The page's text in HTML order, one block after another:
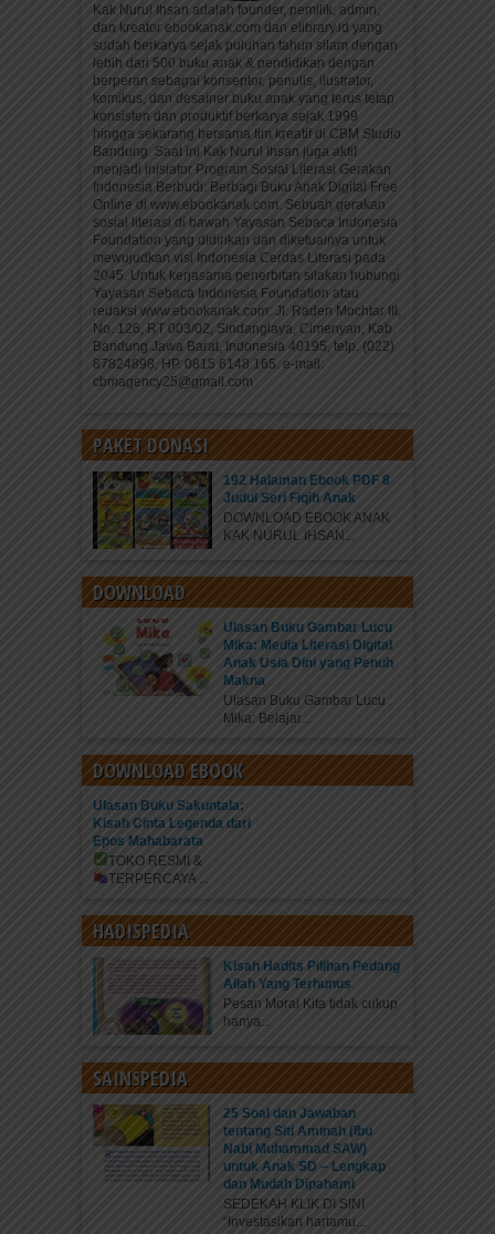
Kak Nurul Ihsan adalah founder, pemilik, admin,
dan kreator ebookanak.com dan elibrary.id yang
sudah berkarya sejak puluhan tahun silam dengan
lebih dari 500 buku anak & pendidikan dengan
berperan sebagai konseptor, penulis, ilustrator,
komikus, dan desainer buku anak yang terus tetap
konsisten dan produktif berkarya sejak 1999
hingga sekarang bersama tim kreatif di CBM Studio
Bandung. Saat ini Kak Nurul Ihsan juga aktif
menjadi inisiator Program Sosial Literasi Gerakan
Indonesia Berbudi: Berbagi Buku Anak Digital Free
Online di www.ebookanak.com. Sebuah gerakan
sosial literasi di bawah Yayasan Sebaca Indonesia
Foundation yang didirikan dan diketuainya untuk
mewujudkan visi Indonesia Cerdas Literasi pada
2045. Untuk kerjasama penerbitan silakan hubungi
Yayasan Sebaca Indonesia Foundation atau
redaksi www.ebookanak.com: Jl. Raden Mochtar III,
No. 126, RT 003/02, Sindanglaya, Cimenyan, Kab.
Bandung Jawa Barat, Indonesia 40195, telp. (022)
87824898, HP. 0815 6148 165. e-mail:
cbmagency25@gmail.com
PAKET DONASI
192 Halaman Ebook PDF 8
Judul Seri Fiqih Anak
DOWNLOAD EBOOK ANAK
KAK NURUL IHSAN...
DOWNLOAD
Ulasan Buku Gambar Lucu
Mika: Media Literasi Digital
Anak Usia Dini yang Penuh
Makna
Ulasan Buku Gambar Lucu
Mika: Belajar...
DOWNLOAD EBOOK
Ulasan Buku Sakuntala:
Kisah Cinta Legenda dari
Epos Mahabarata
TOKO RESMI &
TERPERCAYA ...
HADISPEDIA
Kisah Hadits Pilihan Pedang
Allah Yang Terhunus
Pesan Moral Kita tidak cukup
hanya...
SAINSPEDIA
25 Soal dan Jawaban
tentang Siti Aminah (Ibu
Nabi Muhammad SAW)
untuk Anak SD – Lengkap
dan Mudah Dipahami
SEDEKAH KLIK DI SINI
“Investasikan hartamu...